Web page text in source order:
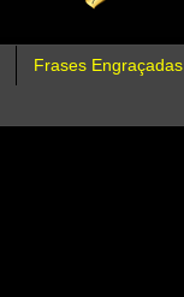
Frases Engraçadas